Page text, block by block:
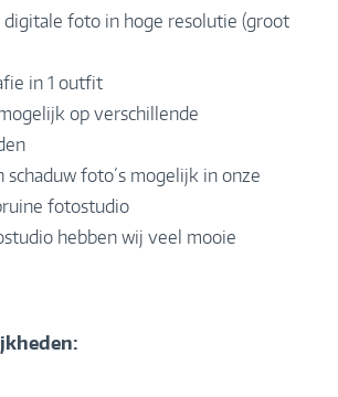
digitale foto in hoge resolutie (groot
in 1 outfit
op verschillende
schaduw foto´s mogelijk in onze
fotostudio
hebben wij veel mooie